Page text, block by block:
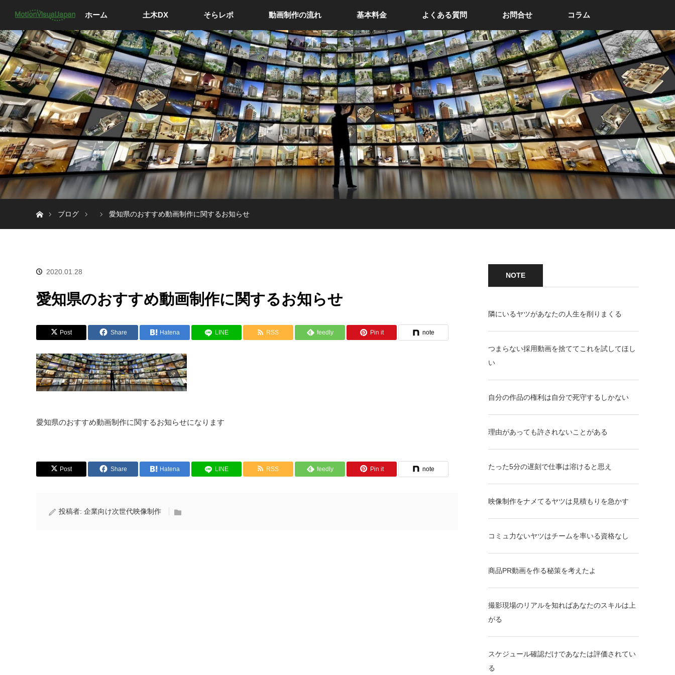
ホーム 土木DX そらレポ 動画制作の流れ 基本料金 よくある質問 お問合せ コラム
ブログ
愛知県のおすすめ動画制作に関するお知らせ
2020.01.28
愛知県のおすすめ動画制作に関するお知らせ
Post Share Hatena LINE RSS feedly Pin it note
愛知県のおすすめ動画制作に関するお知らせになります
Post Share Hatena LINE RSS feedly Pin it note
投稿者: 企業向け次世代映像制作
NOTE
隣にいるヤツがあなたの人生を削りまくる
つまらない採用動画を捨ててこれを試してほし
い
自分の作品の権利は自分で死守するしかない
理由があっても許されないことがある
たった5分の遅刻で仕事は溶けると思え
映像制作をナメてるヤツは見積もりを急かす
コミュ力ないヤツはチームを率いる資格なし
商品PR動画を作る秘策を考えたよ
撮影現場のリアルを知ればあなたのスキルは上
がる
スケジュール確認だけであなたは評価されてい
る